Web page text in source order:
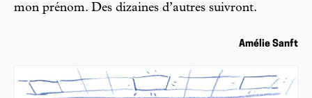
mon prénom. Des dizaines d’autres suivront.
Amélie Sanft